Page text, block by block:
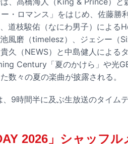
・ロマンス」をはじめ、佐藤勝
道枝駿佑（なにわ男子）による
風磨（timelesz）、ジェシー（
貴久（NEWS）と中島健人によ
Century「夏のかけら」や光
数々の夏の楽曲が披露される。
9時間半に及ぶ生放送のタイム
2026」シャッフ